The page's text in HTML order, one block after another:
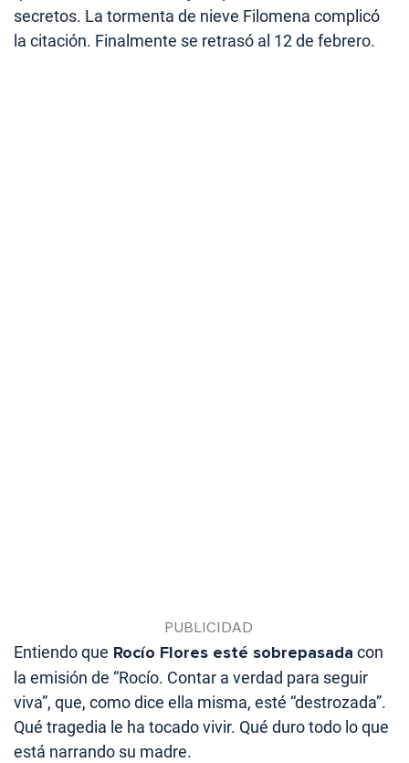
secretos. La tormenta de nieve Filomena complicó
la citación. Finalmente se retrasó al 12 de febrero.
Entiendo que Rocío Flores esté sobrepasada con
la emisión de “Rocío. Contar a verdad para seguir
viva”, que, como dice ella misma, esté “destrozada”.
Qué tragedia le ha tocado vivir. Qué duro todo lo que
está narrando su madre.